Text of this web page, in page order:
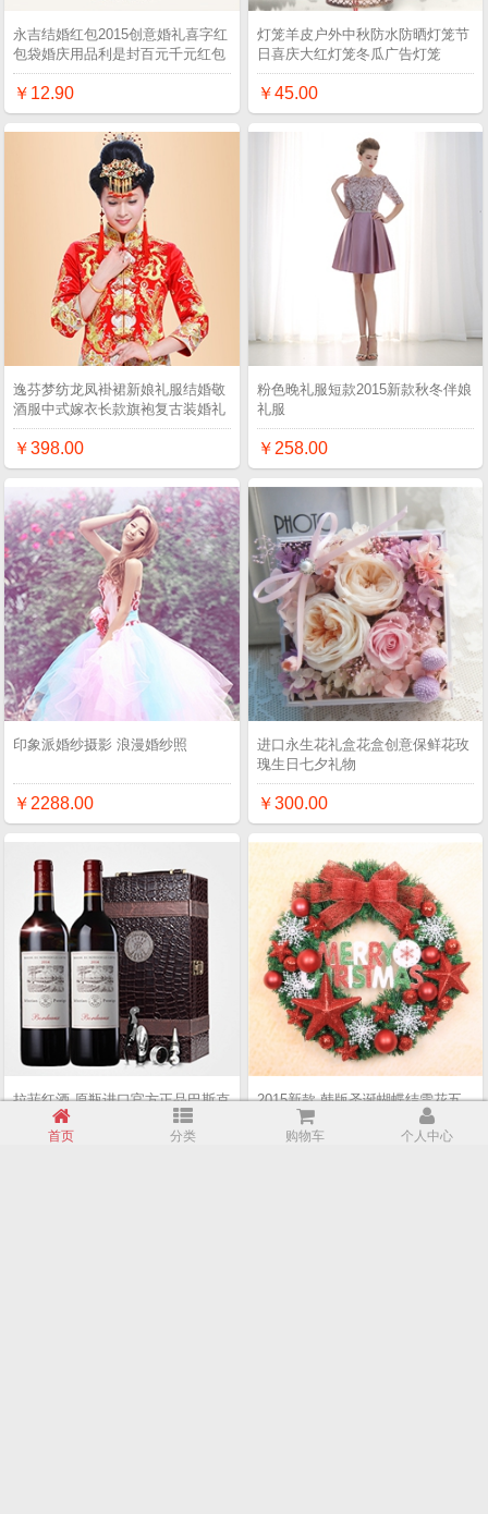
永吉结婚红包2015创意婚礼喜字红
包袋婚庆用品利是封百元千元红包
￥12.90
灯笼羊皮户外中秋防水防晒灯笼节
日喜庆大红灯笼冬瓜广告灯笼
￥45.00
逸芬梦纺龙凤褂裙新娘礼服结婚敬
酒服中式嫁衣长款旗袍复古装婚礼
￥398.00
粉色晚礼服短款2015新款秋冬伴娘
礼服
￥258.00
印象派婚纱摄影 浪漫婚纱照
￥2288.00
进口永生花礼盒花盒创意保鲜花玫
瑰生日七夕礼物
￥300.00
拉菲红酒 原瓶进口官方正品巴斯克
花园干红葡萄酒类6支装 送木箱
2015新款 韩版圣诞蝴蝶结雪花五
角星彩球花环 商场酒店装饰挂件
首页 分类 购物车 个人中心